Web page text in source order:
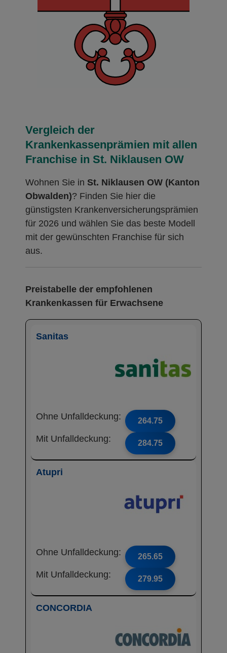
Vergleich der
Krankenkassenprämien mit allen
Franchise in St. Niklausen OW
Wohnen Sie in St. Niklausen OW (Kanton
Obwalden)? Finden Sie hier die
günstigsten Krankenversicherungsprämien
für 2026 und wählen Sie das beste Modell
mit der gewünschten Franchise für sich
aus.
Preistabelle der empfohlenen
Krankenkassen für Erwachsene
Sanitas
Ohne Unfalldeckung: 264.75
Mit Unfalldeckung: 284.75
Atupri
Ohne Unfalldeckung: 265.65
Mit Unfalldeckung: 279.95
CONCORDIA